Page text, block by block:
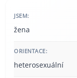
JSEM:
žena
ORIENTACE:
heterosexuální